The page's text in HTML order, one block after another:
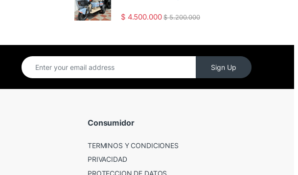
$ 4.500.000 $5.200.000
Sign Up
Consumidor
TERMINOS Y CONDICIONES
PRIVACIDAD
PROTECCION DE DATOS